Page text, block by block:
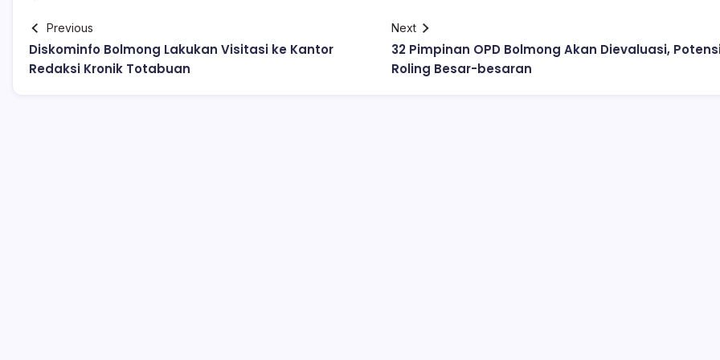
Previous
Diskominfo Bolmong Lakukan Visitasi ke Kantor
Redaksi Kronik Totabuan
Next
32 Pimpinan OPD Bolmong Akan Dievaluasi,
Roling Besar-besaran